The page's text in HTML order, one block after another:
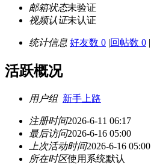
邮箱状态未验证
视频认证未认证
统计信息 好友数 0 |回帖数 0 |
活跃概况
用户组 新手上路
注册时间2026-6-11 06:17
最后访问2026-6-16 05:00
上次活动时间2026-6-16 05:00
所在时区使用系统默认